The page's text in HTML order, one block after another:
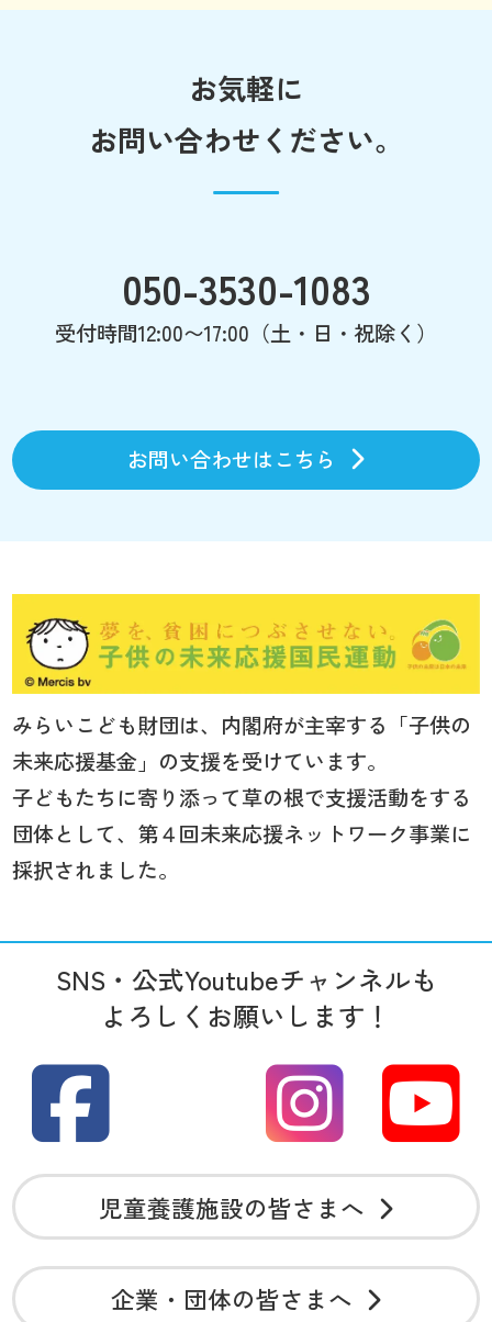
お気軽に
お問い合わせください。
050-3530-1083
受付時間12:00〜17:00（土・日・祝除く）
お問い合わせはこちら
みらいこども財団は、内閣府が主宰する「子供の
未来応援基金」の支援を受けています。
子どもたちに寄り添って草の根で支援活動をする
団体として、第４回未来応援ネットワーク事業に
採択されました。
SNS・公式Youtubeチャンネルも
よろしくお願いします！
児童養護施設の皆さまへ
企業・団体の皆さまへ